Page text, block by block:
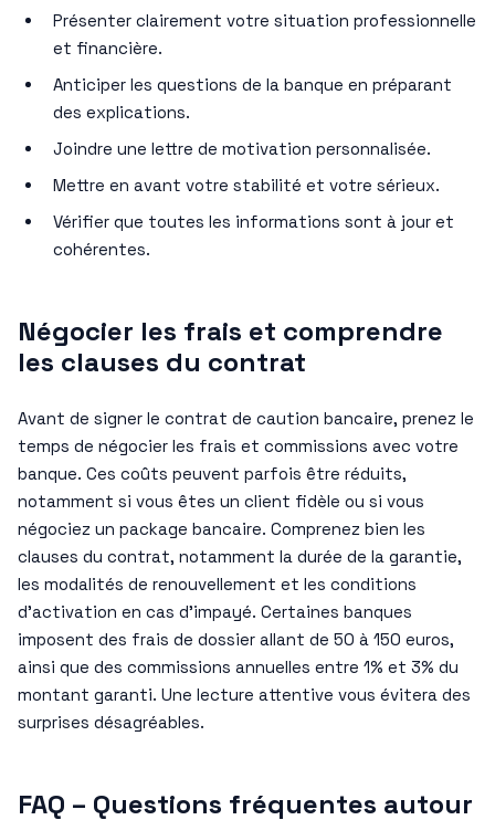
Présenter clairement votre situation professionnelle
et financière.
Anticiper les questions de la banque en préparant
des explications.
Joindre une lettre de motivation personnalisée.
Mettre en avant votre stabilité et votre sérieux.
Vérifier que toutes les informations sont à jour et
cohérentes.
Négocier les frais et comprendre
les clauses du contrat
Avant de signer le contrat de caution bancaire, prenez le
temps de négocier les frais et commissions avec votre
banque. Ces coûts peuvent parfois être réduits,
notamment si vous êtes un client fidèle ou si vous
négociez un package bancaire. Comprenez bien les
clauses du contrat, notamment la durée de la garantie,
les modalités de renouvellement et les conditions
d’activation en cas d’impayé. Certaines banques
imposent des frais de dossier allant de 50 à 150 euros,
ainsi que des commissions annuelles entre 1% et 3% du
montant garanti. Une lecture attentive vous évitera des
surprises désagréables.
FAQ – Questions fréquentes autour